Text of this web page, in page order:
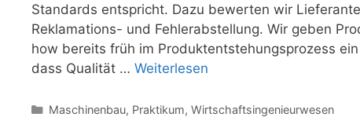
Standards entspricht. Dazu bewerten wir
Reklamations- und Fehlerabstellung. Wir geben
how bereits früh im Produktentstehungsprozess
dass Qualität … Weiterlesen
Kategorien
Maschinenbau, Praktikum, Wirtschaftsingenieurwesen